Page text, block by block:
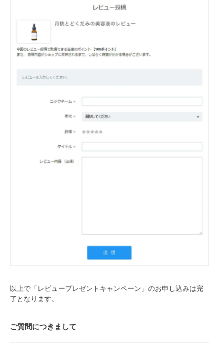
以上で「レビュープレゼントキャンペーン」のお申し込みは完
了となります。
ご質問につきまして